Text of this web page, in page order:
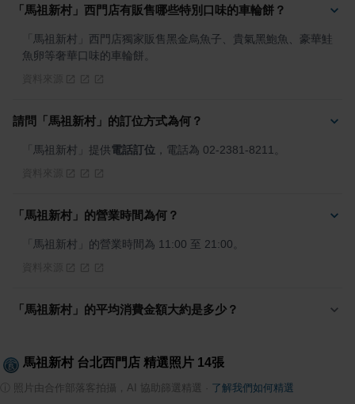
「馬祖新村」西門店有販售哪些特別口味的車輪餅？
「馬祖新村」西門店獨家販售黑金烏魚子、貴氣黑鮑魚、豪華鮭
魚卵等奢華口味的車輪餅。
請問「馬祖新村」的訂位方式為何？
「馬祖新村」提供電話訂位 ，電話為 02-2381-8211。
「馬祖新村」的營業時間為何？
「馬祖新村」的營業時間為 11:00 至 21:00。
「馬祖新村」的平均消費金額大約是多少？
馬祖新村 台北西門店 精選照片 14張
照片由合作部落客拍攝，AI 協助篩選精選 了解我們如何精選